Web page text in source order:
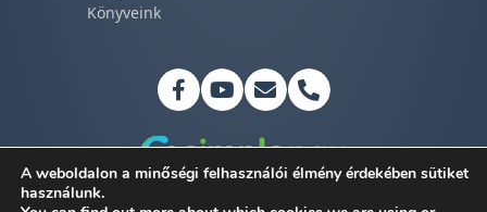
Könyveink
A weboldalon a minőségi felhasználói élmény érdekében sütiket
használunk.